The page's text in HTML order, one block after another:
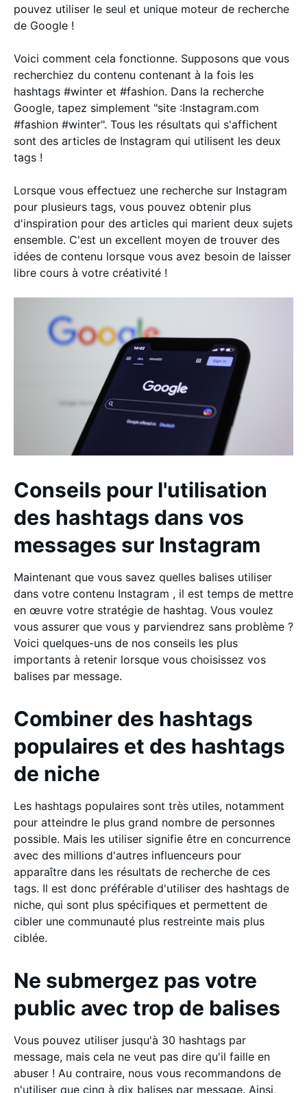
pouvez utiliser le seul et unique moteur de recherche
de Google !
Voici comment cela fonctionne. Supposons que vous
recherchiez du contenu contenant à la fois les
hashtags #winter et #fashion. Dans la recherche
Google, tapez simplement "site :Instagram.com
#fashion #winter". Tous les résultats qui s'affichent
sont des articles de Instagram qui utilisent les deux
tags !
Lorsque vous effectuez une recherche sur Instagram
pour plusieurs tags, vous pouvez obtenir plus
d'inspiration pour des articles qui marient deux sujets
ensemble. C'est un excellent moyen de trouver des
idées de contenu lorsque vous avez besoin de laisser
libre cours à votre créativité !
Conseils pour l'utilisation
des hashtags dans vos
messages sur Instagram
Maintenant que vous savez quelles balises utiliser
dans votre contenu Instagram , il est temps de mettre
en œuvre votre stratégie de hashtag. Vous voulez
vous assurer que vous y parviendrez sans problème ?
Voici quelques-uns de nos conseils les plus
importants à retenir lorsque vous choisissez vos
balises par message.
Combiner des hashtags
populaires et des hashtags
de niche
Les hashtags populaires sont très utiles, notamment
pour atteindre le plus grand nombre de personnes
possible. Mais les utiliser signifie être en concurrence
avec des millions d'autres influenceurs pour
apparaître dans les résultats de recherche de ces
tags. Il est donc préférable d'utiliser des hashtags de
niche, qui sont plus spécifiques et permettent de
cibler une communauté plus restreinte mais plus
ciblée.
Ne submergez pas votre
public avec trop de balises
Vous pouvez utiliser jusqu'à 30 hashtags par
message, mais cela ne veut pas dire qu'il faille en
abuser ! Au contraire, nous vous recommandons de
n'utiliser que cinq à dix balises par message. Ainsi,